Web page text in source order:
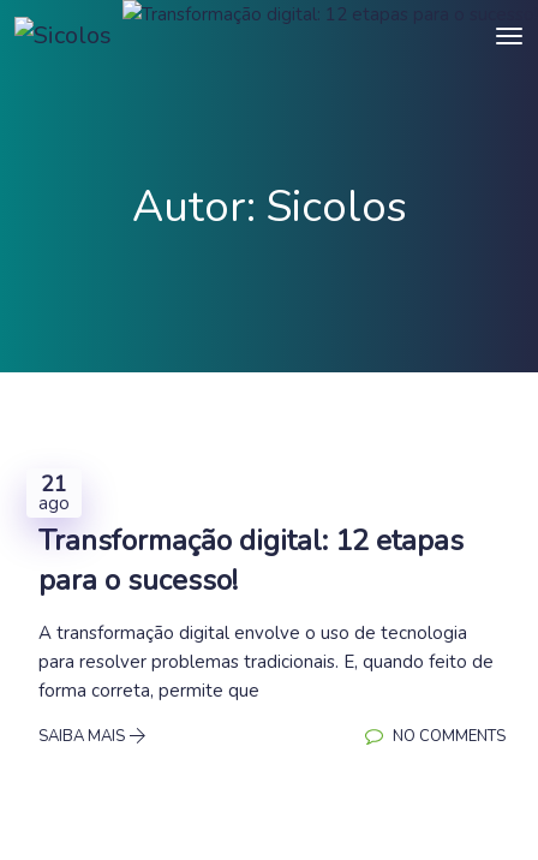
Autor: Sicolos
21
ago
Transformação digital: 12 etapas
para o sucesso!
A transformação digital envolve o uso de tecnologia
para resolver problemas tradicionais. E, quando feito de
forma correta, permite que
SAIBA MAIS NO COMMENTS